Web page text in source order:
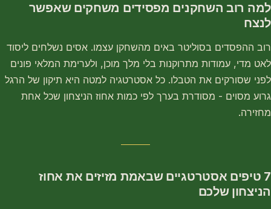
למה רוב השחקנים מפסידים משחקים שאפשר
לנצח
רוב ההפסדים בסוליטר באים מהשחקן עצמו. אסים נשלחים ליסוד
לאט מדי, עמודות מתרוקנות בלי מלך מוכן, ולערימת המלאי פונים
לפני שסורקים את הטבלו. כל אסטרטגיה למטה היא תיקון של הרגל
גרוע מסוים - מסודרת בערך לפי כמות אחוז הניצחון שכל אחת
מחזירה.
7 טיפים אסטרטגיים שבאמת מזיזים את אחוז
הניצחון שלכם